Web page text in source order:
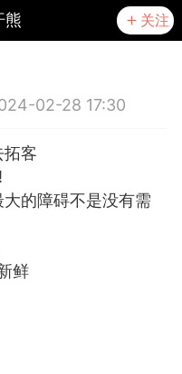
熊 关注
02-28 17:30
拓客
的障碍不是没有需
鲜